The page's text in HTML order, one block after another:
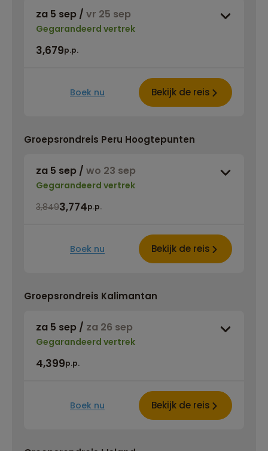
za 5 sep / vr 25 sep
Gegarandeerd vertrek
3,679p.p.
Boek nu Bekijk de reis
Groepsrondreis Peru Hoogtepunten
za 5 sep / wo 23 sep
Gegarandeerd vertrek
3,8493,774p.p.
Boek nu Bekijk de reis
Groepsrondreis Kalimantan
za 5 sep / za 26 sep
Gegarandeerd vertrek
4,399p.p.
Boek nu Bekijk de reis